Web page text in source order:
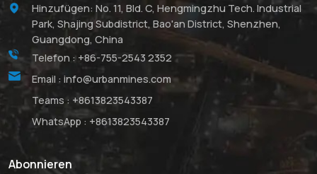
Hinzufügen: No. 11, Bld. C, Hengmingzhu Tech. Industrial
Park, Shajing Subdistrict, Bao'an District, Shenzhen,
Guangdong, China
Telefon : +86-755-2543 2352
Email : info@urbanmines.com
Teams : +8613823543387
WhatsApp : +8613823543387
Abonnieren